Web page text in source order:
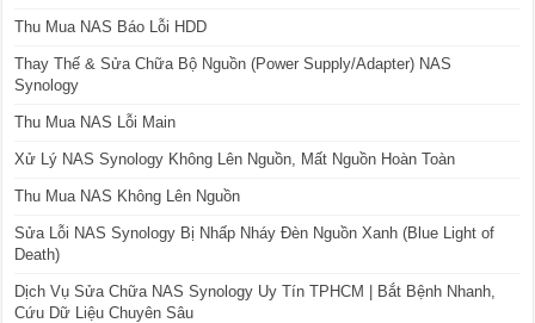
Thu Mua NAS Báo Lỗi HDD
Thay Thế & Sửa Chữa Bộ Nguồn (Power Supply/Adapter) NAS
Synology
Thu Mua NAS Lỗi Main
Xử Lý NAS Synology Không Lên Nguồn, Mất Nguồn Hoàn Toàn
Thu Mua NAS Không Lên Nguồn
Sửa Lỗi NAS Synology Bị Nhấp Nháy Đèn Nguồn Xanh (Blue Light of
Death)
Dịch Vụ Sửa Chữa NAS Synology Uy Tín TPHCM | Bắt Bệnh Nhanh,
Cứu Dữ Liệu Chuyên Sâu